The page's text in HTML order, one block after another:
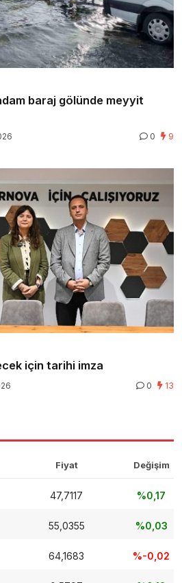
adam baraj gölünde meyyit
0 9
için tarihi imza
0 13
Fiyat Değişim
47,7117 %0,17
55,0355 %0,03
64,1683 %-0,02